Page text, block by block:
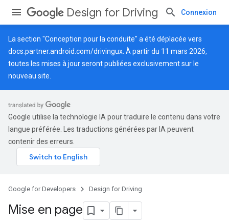
Design for Driving Connexion
La section "Conception pour la conduite" a été déplacée vers
docs.partner.android.com/drivingux . À partir du 11 mars 2026,
toutes les mises à jour seront publiées exclusivement sur le
nouveau site.
Google utilise la technologie IA pour traduire le contenu dans votre
langue préférée. Les traductions générées par IA peuvent
contenir des erreurs.
Google for Developers Design for Driving
Mise en page